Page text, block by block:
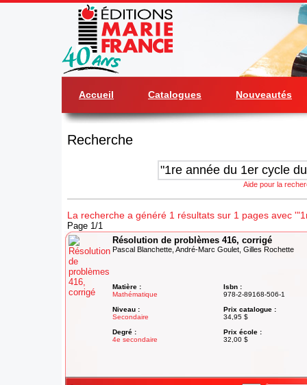
Accueil Catalogues Nouveautés
Recherche
Aide pour la
La recherche a généré 1 résultats sur 1 pages avec
Page 1/1
Résolution de problèmes 416, corrigé
Pascal Blanchette, André-Marc Goulet, Gilles Rochette
Matière :
Mathématique
Niveau :
Secondaire
Degré :
4e secondaire
Isbn :
978-2-89168-506-1
Prix catalogue :
34,95 $
Prix école :
32,00 $